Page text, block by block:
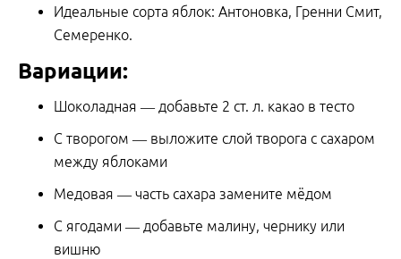
Идеальные сорта яблок: Антоновка, Гренни Смит,
Семеренко.
Вариации:
Шоколадная — добавьте 2 ст. л. какао в тесто
С творогом — выложите слой творога с сахаром
между яблоками
Медовая — часть сахара замените мёдом
С ягодами — добавьте малину, чернику или
вишню